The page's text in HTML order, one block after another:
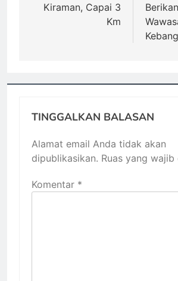
Kiraman, Capai 3
Km
TINGGALKAN BALASAN
Alamat email Anda tidak akan
dipublikasikan. Ruas yang
Komentar *